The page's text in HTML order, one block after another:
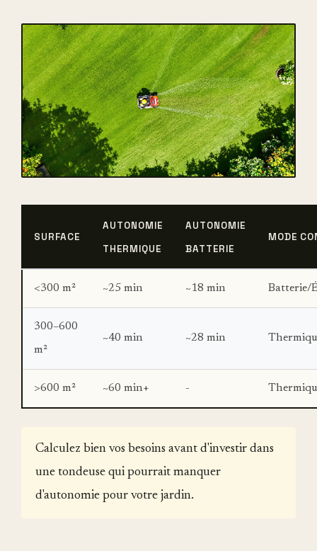
SURFACE
AUTONOMIE
THERMIQUE
AUTONOMIE
BATTERIE
MODE
<300 m² ~25 min ~18 min Batterie/
300–600
m²
~40 min ~28 min
>600 m² ~60 min+ -
Calculez bien vos besoins avant d'investir dans
une tondeuse qui pourrait manquer
d'autonomie pour votre jardin.